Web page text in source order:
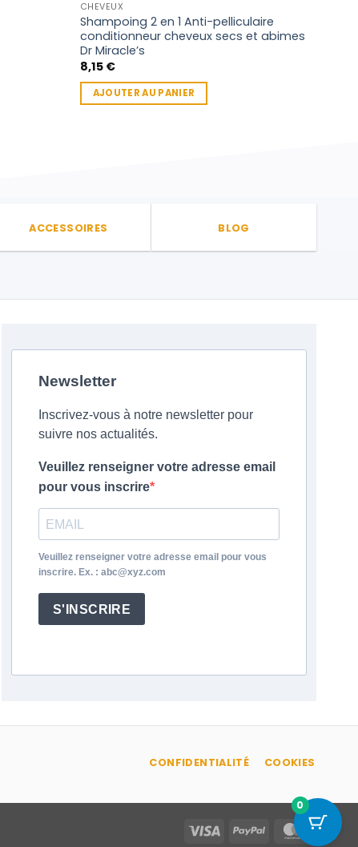
CHEVEUX
Shampoing 2 en 1 Anti-pelliculaire
conditionneur cheveux secs et abimes
Dr Miracle’s
8,15 €
AJOUTER AU PANIER
ACCESSOIRES BLOG
Newsletter
Inscrivez-vous à notre newsletter pour
suivre nos actualités.
Veuillez renseigner votre adresse email
pour vous inscrire
Veuillez renseigner votre adresse email pour vous
inscrire. Ex. : abc@xyz.com
S'INSCRIRE
CONFIDENTIALITÉ COOKIES
Visa PayPal
0